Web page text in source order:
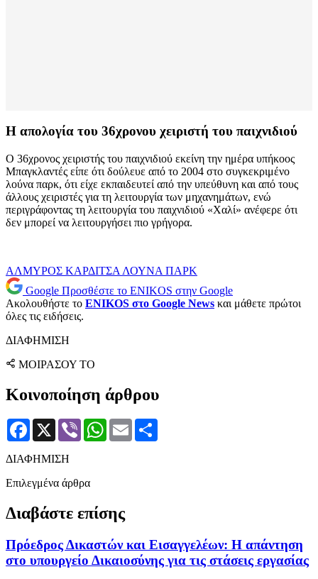
Η απολογία του 36χρονου χειριστή του παιχνιδιού
Ο 36χρονος χειριστής του παιχνιδιού εκείνη την ημέρα υπήκοος
Μπαγκλαντές είπε ότι δούλευε από το 2004 στο συγκεκριμένο
λούνα παρκ, ότι είχε εκπαιδευτεί από την υπεύθυνη και από τους
άλλους χειριστές για τη λειτουργία των μηχανημάτων, ενώ
περιγράφοντας τη λειτουργία του παιχνιδιού «Χαλί» ανέφερε ότι
δεν μπορεί να λειτουργήσει πιο γρήγορα.
ΑΛΜΥΡΟΣ ΚΑΡΔΙΤΣΑ ΛΟΥΝΑ ΠΑΡΚ
Google Προσθέστε το ENIKOS στην Google
Ακολουθήστε το ENIKOS στο Google News και μάθετε πρώτοι
όλες τις ειδήσεις.
ΔΙΑΦΗΜΙΣΗ
ΜΟΙΡΑΣΟΥ ΤΟ
Κοινοποίηση άρθρου
Facebook
X Viber WhatsApp
Email
ΔΙΑΦΗΜΙΣΗ
Επιλεγμένα άρθρα
Διαβάστε επίσης
Πρόεδρος Δικαστών και Εισαγγελέων: Η απάντηση
στο υπουργείο Δικαιοσύνης για τις στάσεις εργασίας